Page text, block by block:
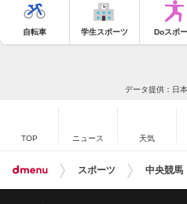
自転車 学生スポーツ Doスポ
データ提供：日
TOP ニュース 天気
スポーツ 中央競馬